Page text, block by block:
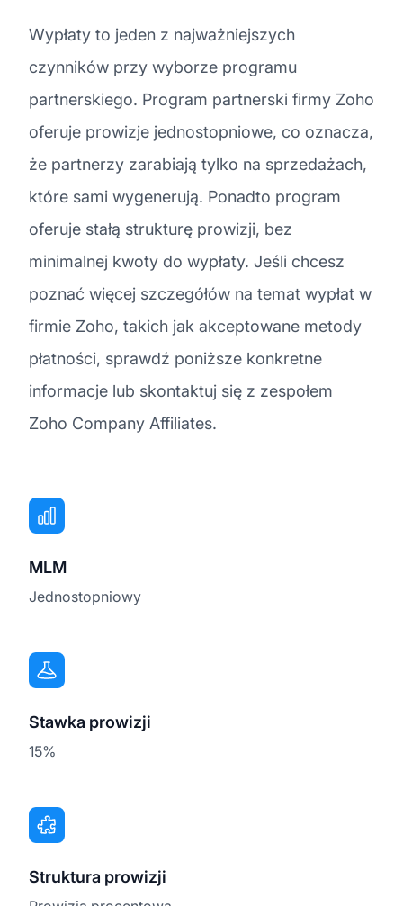
Wypłaty to jeden z najważniejszych
czynników przy wyborze programu
partnerskiego. Program partnerski firmy Zoho
oferuje prowizje jednostopniowe, co oznacza,
że partnerzy zarabiają tylko na sprzedażach,
które sami wygenerują. Ponadto program
oferuje stałą strukturę prowizji, bez
minimalnej kwoty do wypłaty. Jeśli chcesz
poznać więcej szczegółów na temat wypłat w
firmie Zoho, takich jak akceptowane metody
płatności, sprawdź poniższe konkretne
informacje lub skontaktuj się z zespołem
Zoho Company Affiliates.
MLM
Jednostopniowy
Stawka prowizji
15%
Struktura prowizji